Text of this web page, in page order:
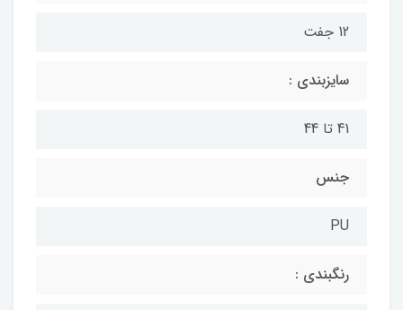
12 جفت
سایزبندی :
41 تا 44
جنس
PU
رنگبندی :